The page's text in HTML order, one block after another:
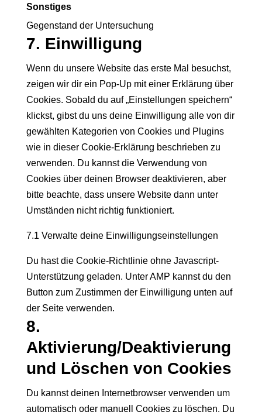
maps
to
service
facebook
Sonstiges
Gegenstand der Untersuchung
Consent
service
sonstiges
7. Einwilligung
Wenn du unsere Website das erste Mal besuchst,
zeigen wir dir ein Pop-Up mit einer Erklärung über
Cookies. Sobald du auf „Einstellungen speichern“
klickst, gibst du uns deine Einwilligung alle von dir
gewählten Kategorien von Cookies und Plugins
wie in dieser Cookie-Erklärung beschrieben zu
verwenden. Du kannst die Verwendung von
Cookies über deinen Browser deaktivieren, aber
bitte beachte, dass unsere Website dann unter
Umständen nicht richtig funktioniert.
7.1 Verwalte deine Einwilligungseinstellungen
Du hast die Cookie-Richtlinie ohne Javascript-
Unterstützung geladen. Unter AMP kannst du den
Button zum Zustimmen der Einwilligung unten auf
der Seite verwenden.
8.
Aktivierung/Deaktivierung
und Löschen von Cookies
Du kannst deinen Internetbrowser verwenden um
automatisch oder manuell Cookies zu löschen. Du